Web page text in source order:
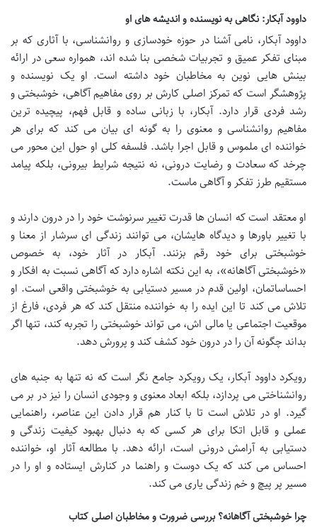
داوود آبکار: نگاهی به نویسنده و اندیشه های او
داوود آبکار، نامی آشنا در حوزه خودسازی و روانشناسی، با آثاری که بر
مبنای تفکر عمیق و تجربیات شخصی بنا شده اند، همواره سعی در ارائه
بینش هایی نوین به مخاطبان خود داشته است. او یک نویسنده و
پژوهشگر است که تمرکز اصلی کارش بر روی مفاهیم آگاهی، خوشبختی و
رشد فردی قرار دارد. آبکار، با زبانی ساده و قابل فهم، پیچیده ترین
مفاهیم روانشناسی و معنوی را به گونه ای بیان می کند که برای هر
خواننده ای ملموس و قابل اجرا باشد. فلسفه کلی او حول این محور می
چرخد که سعادت و رضایت درونی، نه نتیجه شرایط بیرونی، بلکه پیامد
مستقیم طرز تفکر و آگاهی ماست.
او معتقد است که انسان ها قدرت تغییر سرنوشت خود را در درون دارند و
با تغییر باورها و دیدگاه هایشان، می توانند زندگی ای سرشار از معنا و
خوشبختی برای خود رقم بزنند. آبکار در آثار خود، به خصوص
«خوشبختی آگاهانه»، به این نکته اشاره دارد که آگاهی نسبت به افکار و
احساساتمان، اولین قدم در مسیر دستیابی به خوشبختی واقعی است. او
تلاش می کند تا این ایده را به خواننده منتقل کند که هر فردی، فارغ از
موقعیت اجتماعی یا مالی اش، می تواند خوشبختی را تجربه کند، تنها اگر
بداند چگونه آن را در درون خود کشف کند و پرورش دهد.
رویکرد داوود آبکار، یک رویکرد جامع نگر است که نه تنها به جنبه های
روانشناختی می پردازد، بلکه ابعاد معنوی و وجودی انسان را نیز در بر می
گیرد. او در تلاش است تا با کنار هم قرار دادن این عناصر، راهنمایی
عملی و قابل اتکا برای هر کسی که به دنبال بهبود کیفیت زندگی و
دستیابی به آرامش درونی است، ارائه دهد. با مطالعه آثار او، خواننده
احساس می کند که یک دوست و راهنما در کنارش ایستاده و او را در
مسیر پر پیچ و خم زندگی یاری می کند.
چرا خوشبختی آگاهانه؟ بررسی ضرورت و مخاطبان اصلی کتاب